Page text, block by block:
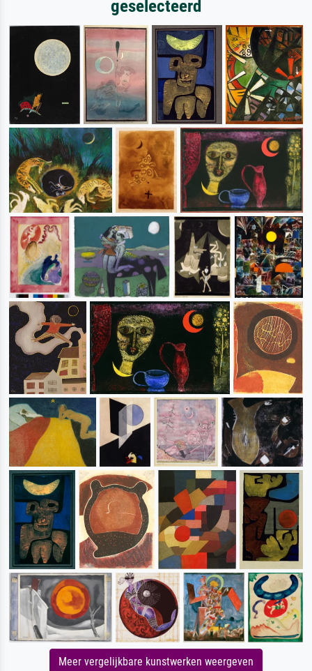
geselecteerd
Meer vergelijkbare kunstwerken weergeven